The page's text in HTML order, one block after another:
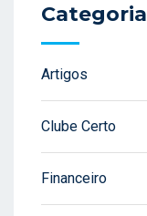
Artigos
Clube Certo
Financeiro